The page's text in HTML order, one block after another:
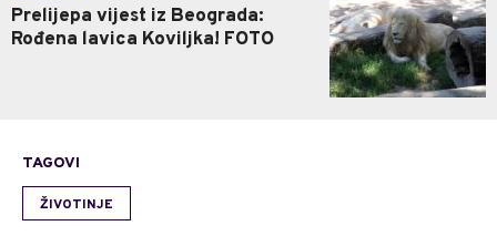
Prelijepa vijest iz Beograda:
Rođena lavica Koviljka! FOTO
TAGOVI
ŽIVOTINJE